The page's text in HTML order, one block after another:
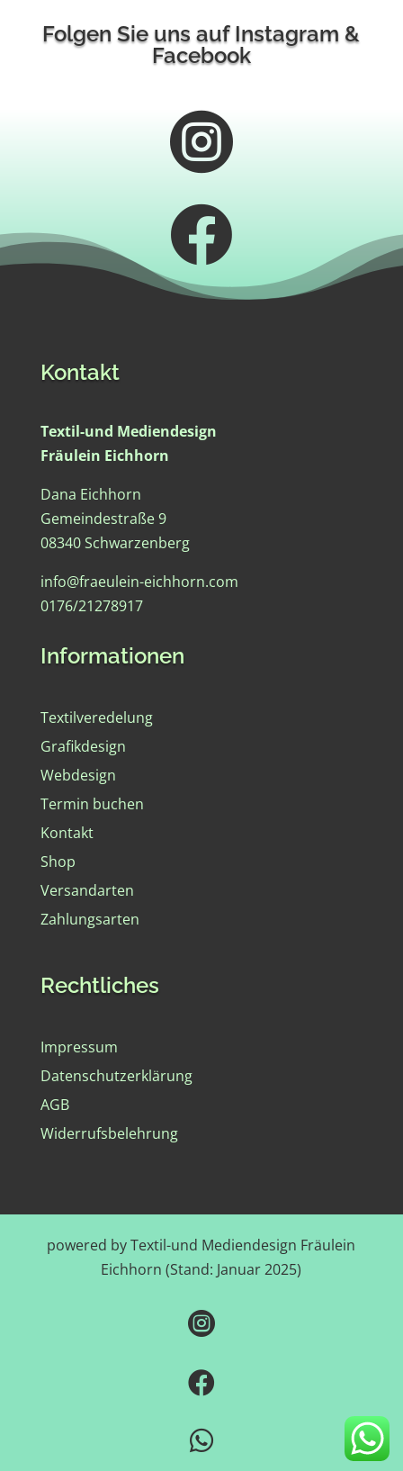
Folgen Sie uns auf Instagram &
Facebook


Kontakt
Textil-und Mediendesign
Fräulein Eichhorn
Dana Eichhorn
Gemeindestraße 9
08340 Schwarzenberg
info@fraeulein-eichhorn.com
0176/21278917
Informationen
Textilveredelung
Grafikdesign
Webdesign
Termin buchen
Kontakt
Shop
Versandarten
Zahlungsarten
Rechtliches
Impressum
Datenschutzerklärung
AGB
Widerrufsbelehrung
powered by Textil-und Mediendesign Fräulein
Eichhorn (Stand: Januar 2025)


